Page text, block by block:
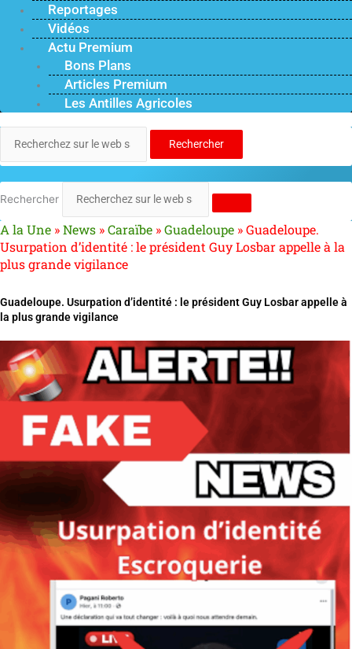
Reportages
Vidéos
Actu Premium
Bons Plans
Articles Premium
Les Antilles Agricoles
Rechercher
Rechercher
A la Une »News »Caraïbe »Guadeloupe »Guadeloupe.
Usurpation d’identité : le président Guy Losbar appelle à la
plus grande vigilance
Guadeloupe. Usurpation d’identité : le président Guy Losbar appelle à
la plus grande vigilance